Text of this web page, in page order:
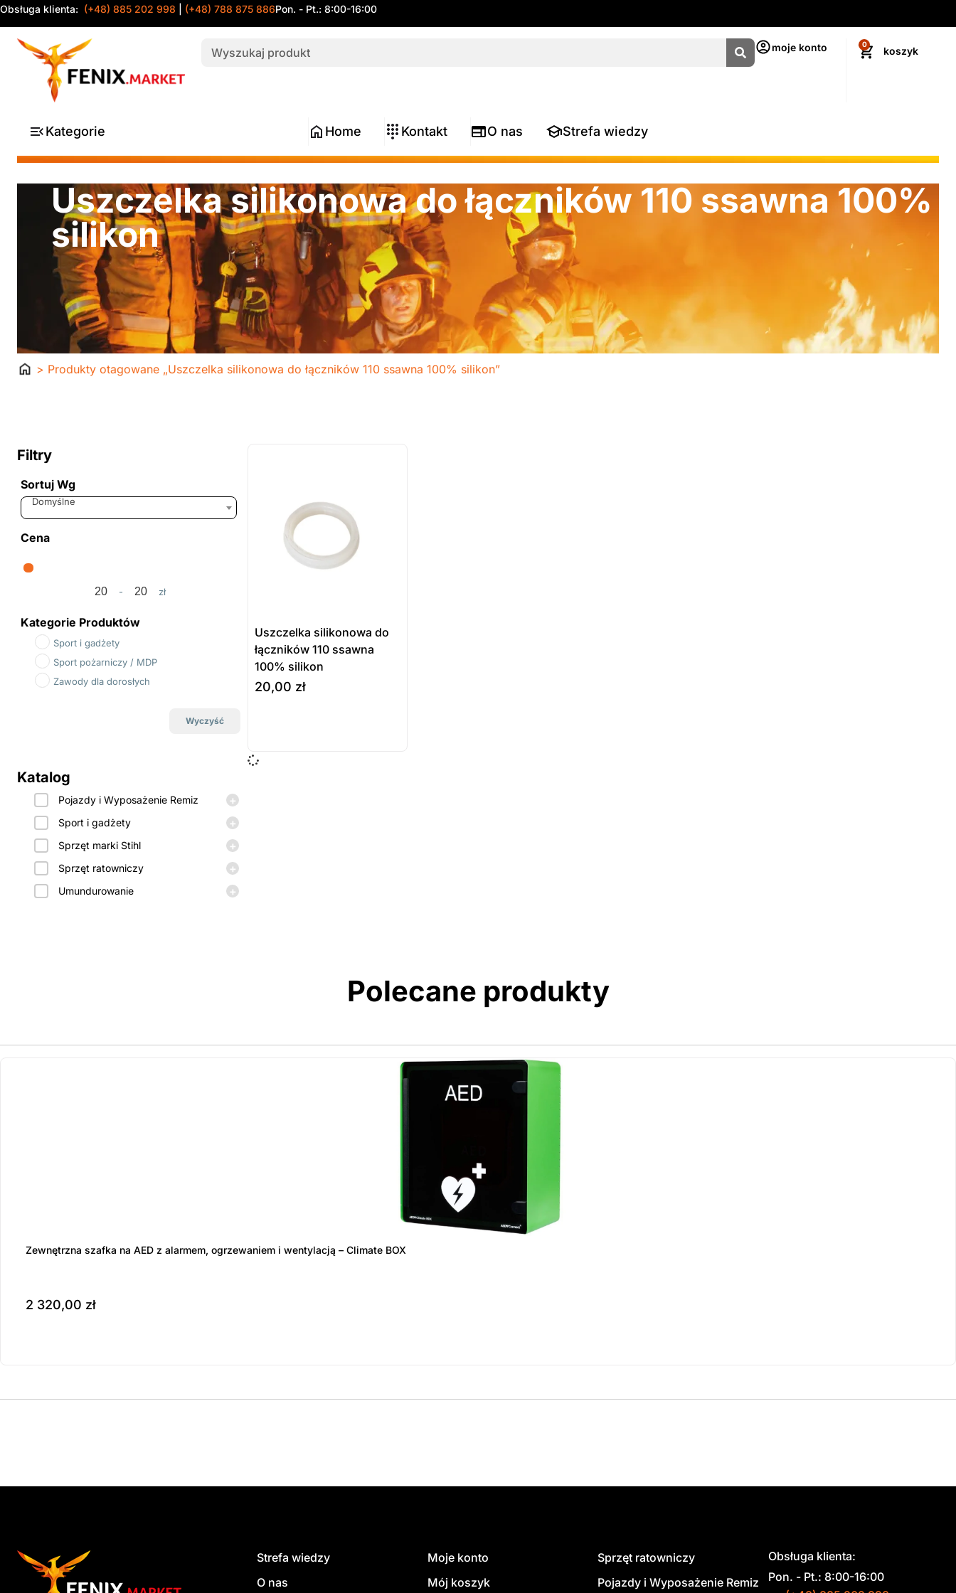
Obsługa klienta: (+48) 885 202 998 (+48) 788 875 886Pon. - Pt.: 8:00-16:00
moje konto 0
Kategorie Home Kontakt O nas Strefa wiedzy
Uszczelka silikonowa do łączników 110 ssawna 100%
silikon
Strona> Produkty otagowane „Uszczelka silikonowa do łączników 110 ssawna 100% silikon”
Filtry
Sortuj Wg
Sort Products
Domyślne
Cena
Minimum Price
- Maximum Price
zł
Kategorie Produktów
Sport i gadżety
Sport pożarniczy / MDP
Zawody dla dorosłych
Wyczyść
Katalog
Pojazdy i Wyposażenie Remiz +
Sport i gadżety +
Sprzęt marki Stihl +
Sprzęt ratowniczy +
Umundurowanie +
Uszczelka silikonowa do
łączników 110 ssawna
100% silikon
20,00 zł
dostępny na
Polecane produkty
Zewnętrzna szafka na AED z alarmem, ogrzewaniem i wentylacją – Climate BOX
2 320,00 zł
Strefa wiedzy
O nas
Moje konto
Mój koszyk
Sprzęt ratowniczy
Pojazdy i Wyposażenie Remiz
Obsługa klienta:
Pon. - Pt.: 8:00-16:00